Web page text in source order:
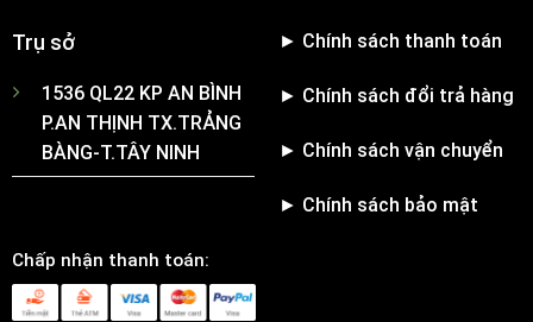
Trụ sở
1536 QL22 KP AN BÌNH
P.AN THỊNH TX.TRẢNG
BÀNG-T.TÂY NINH
► Chính sách thanh toán
► Chính sách đổi trả hàng
► Chính sách vận chuyển
► Chính sách bảo mật
Chấp nhận thanh toán: